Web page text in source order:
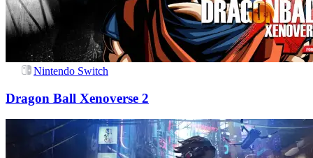
Nintendo Switch
Dragon Ball Xenoverse 2